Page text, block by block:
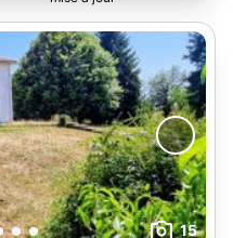
15